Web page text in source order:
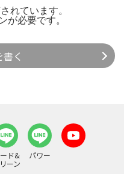
れています。
が必要です。
く
ド&
ーン
パワー